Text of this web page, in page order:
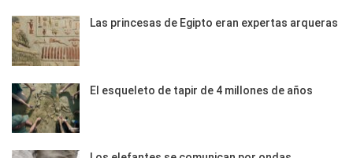
Las princesas de Egipto eran expertas arqueras
El esqueleto de tapir de 4 millones de años